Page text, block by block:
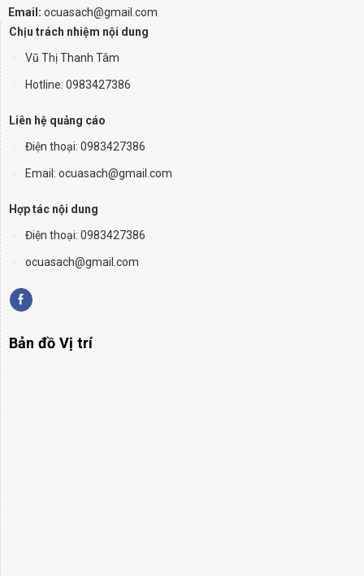
Email: ocuasach@gmail.com
Chịu trách nhiệm nội dung
Vũ Thị Thanh Tâm
Hotline: 0983427386
Liên hệ quảng cáo
Điện thoại: 0983427386
Email: ocuasach@gmail.com
Hợp tác nội dung
Điện thoại: 0983427386
ocuasach@gmail.com
Bản đồ Vị trí